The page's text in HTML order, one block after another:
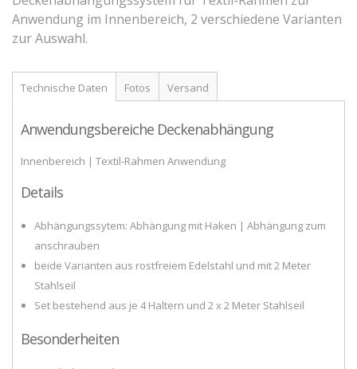
Zubehör
Anwendung im Innenbereich, 2 verschiedene Varianten
zur Auswahl.
Technische Daten Fotos Versand
Anwendungsbereiche Deckenabhängung
Innenbereich | Textil-Rahmen Anwendung
Details
Abhängungssytem: Abhängung mit Haken | Abhängung zum
anschrauben
beide Varianten aus rostfreiem Edelstahl und mit 2 Meter
Stahlseil
Set bestehend aus je 4 Haltern und 2 x 2 Meter Stahlseil
Besonderheiten